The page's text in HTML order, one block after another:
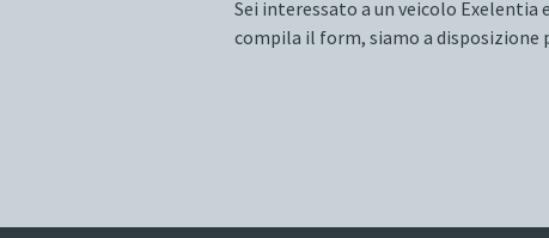
Sei interessato a un veicolo
compila il form, siamo a disposizione